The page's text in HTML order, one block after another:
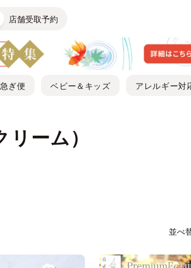
店舗受取予約
ぎ便 ベビー＆キッズ アレルギー対
ーム）
並べ